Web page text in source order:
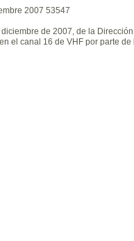
2007 53547
de 2007, de la
el canal 16 de VHF por parte